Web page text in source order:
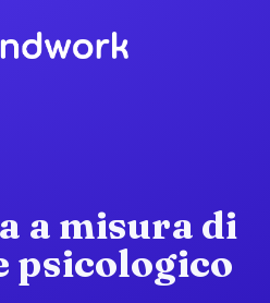
a misura di
psicologico